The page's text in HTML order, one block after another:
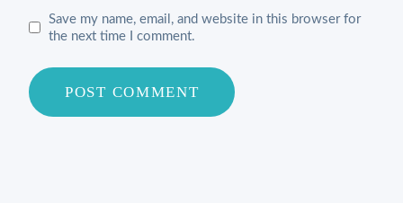
Save my name, email, and website in this browser for
the next time I comment.